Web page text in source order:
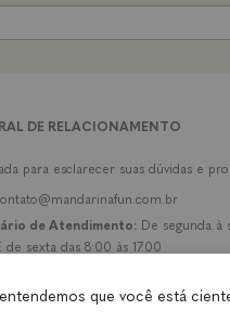
que você está
DE RELACIONAMENTO
para esclarecer suas dúvidas e
de Atendimento: De segunda à
de sexta das 8:00 às 17:00